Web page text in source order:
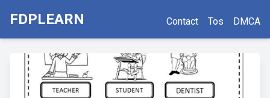
FDPLEARN Contact Tos DMCA